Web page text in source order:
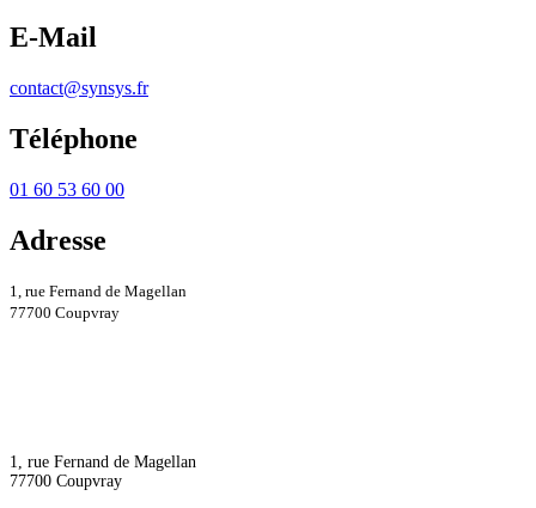
E-Mail
contact@synsys.fr
Téléphone
01 60 53 60 00
Adresse
1, rue Fernand de Magellan
77700 Coupvray
1, rue Fernand de Magellan
77700 Coupvray